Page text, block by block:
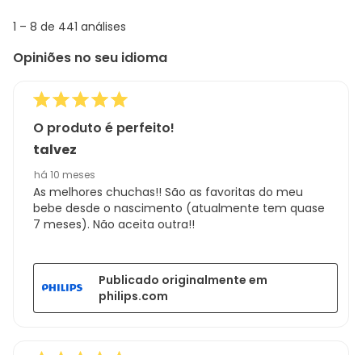
1
8
análises
1 – 8 de 441 análises
Opiniões no seu idioma
O produto é perfeito!
talvez
há 10 meses
As melhores chuchas!! São as favoritas do meu
bebe desde o nascimento (atualmente tem quase
7 meses). Não aceita outra!!
Publicado originalmente em
philips.com